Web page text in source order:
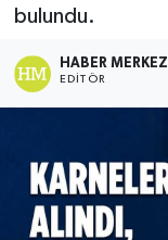
bulundu.
HABER MERKEZI
EDITÖR